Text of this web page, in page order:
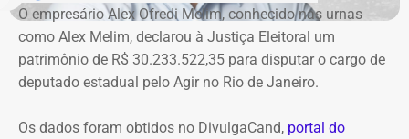
ressarcimento ao erário, originalmente fixado em R$
234,4 milhões, chega hoje a R$ 2,55 bilhões. O MP ainda
cobra R$ 778,9 mil de multa civil e R$ 11,9 milhões por
danos morais coletivos.
Globo”
O empresário Alex Ofredi Melim, conhecido nas urnas
como Alex Melim, declarou à Justiça Eleitoral um
patrimônio de R$ 30.233.522,35 para disputar o cargo de
deputado estadual pelo Agir no Rio de Janeiro.
Os dados foram obtidos no DivulgaCand, portal do